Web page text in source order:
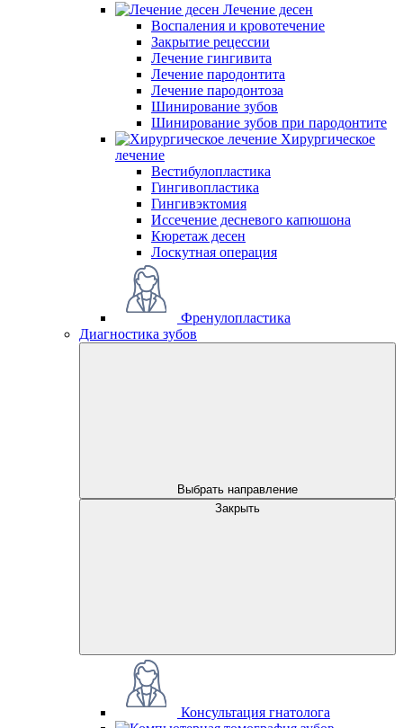
Лечение десен
Воспаления и кровотечение
Закрытие рецессии
Лечение гингивита
Лечение пародонтита
Лечение пародонтоза
Шинирование зубов
Шинирование зубов при пародонтите
Хирургическое
лечение
Вестибулопластика
Гингивопластика
Гингивэктомия
Иссечение десневого капюшона
Кюретаж десен
Лоскутная операция
Френулопластика
Диагностика зубов
Выбрать направление
Закрыть
Консультация гнатолога